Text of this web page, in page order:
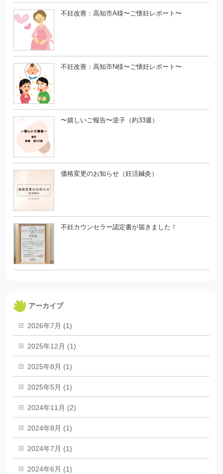
不妊改善：高知市A様〜ご懐妊レポート〜
不妊改善：高知市N様〜ご懐妊レポート〜
〜嬉しいご報告〜逆子（約33週）
価格変更のお知らせ（妊活鍼灸）
不妊カウンセラー認定書が届きました！
アーカイブ
2026年7月 (1)
2025年12月 (1)
2025年8月 (1)
2025年5月 (1)
2024年11月 (2)
2024年8月 (1)
2024年7月 (1)
2024年6月 (1)